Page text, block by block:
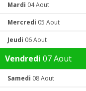
Mardi 04 Aout
Mercredi 05 Aout
Jeudi 06 Aout
Vendredi 07 Aout
Samedi 08 Aout